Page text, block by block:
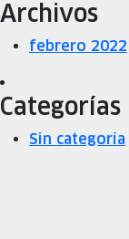
Archivos
febrero 2022
Categorías
Sin categoría